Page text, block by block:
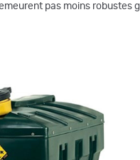
pas moins robustes